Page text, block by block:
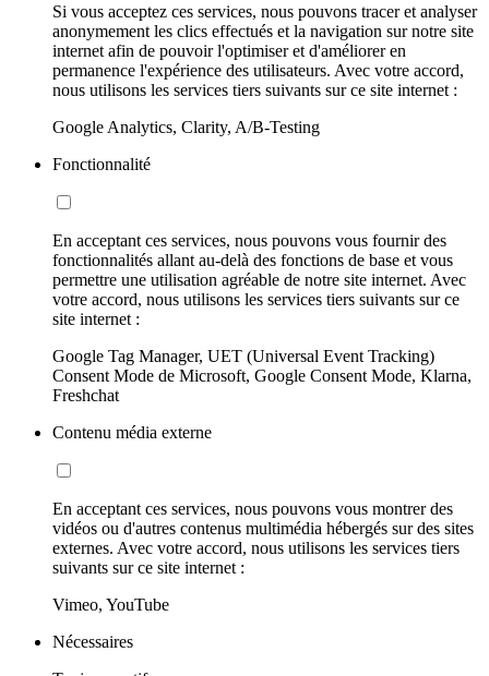
Si vous acceptez ces services, nous pouvons tracer et analyser
anonymement les clics effectués et la navigation sur notre site
internet afin de pouvoir l'optimiser et d'améliorer en
permanence l'expérience des utilisateurs. Avec votre accord,
nous utilisons les services tiers suivants sur ce site internet :
Google Analytics, Clarity, A/B-Testing
Fonctionnalité
En acceptant ces services, nous pouvons vous fournir des
fonctionnalités allant au-delà des fonctions de base et vous
permettre une utilisation agréable de notre site internet. Avec
votre accord, nous utilisons les services tiers suivants sur ce
site internet :
Google Tag Manager, UET (Universal Event Tracking)
Consent Mode de Microsoft, Google Consent Mode, Klarna,
Freshchat
Contenu média externe
En acceptant ces services, nous pouvons vous montrer des
vidéos ou d'autres contenus multimédia hébergés sur des sites
externes. Avec votre accord, nous utilisons les services tiers
suivants sur ce site internet :
Vimeo, YouTube
Nécessaires